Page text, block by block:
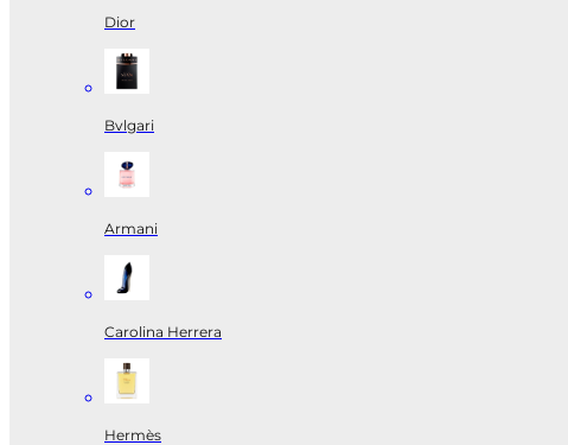
Dior
Bvlgari
Armani
Carolina Herrera
Hermès